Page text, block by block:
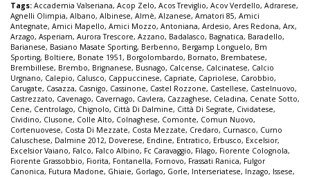
Tags: Accademia Valseriana, Acop Zelo, Acos Treviglio, Acov Verdello, Adrarese,
Agnelli Olimpia, Albano, Albinese, Almè, Alzanese, Amatori 85, Amici
Antegnate, Amici Mapello, Amici Mozzo, Antoniana, Ardesio, Ares Redona, Arx,
Arzago, Asperiam, Aurora Trescore, Azzano, Badalasco, Bagnatica, Baradello,
Barianese, Basiano Masate Sporting, Berbenno, Bergamp Longuelo, Bm
Sporting, Boltiere, Bonate 1951, Borgolombardo, Bornato, Brembatese,
Brembillese, Brembo, Brignanese, Busnago, Calcense, Calcinatese, Calcio
Urgnano, Calepio, Calusco, Cappuccinese, Capriate, Capriolese, Carobbio,
Carugate, Casazza, Casnigo, Cassinone, Castel Rozzone, Castellese, Castelnuovo,
Castrezzato, Cavenago, Cavernago, Cavlera, Cazzaghese, Celadina, Cenate Sotto,
Cene, Centrolago, Chignolo, Città Di Dalmine, Città Di Segrate, Cividatese,
Cividino, Clusone, Colle Alto, Colnaghese, Comonte, Comun Nuovo,
Cortenuovese, Costa Di Mezzate, Costa Mezzate, Credaro, Curnasco, Curno
Caluschese, Dalmine 2012, Doverese, Endine, Entratico, Erbusco, Excelsior,
Excelsior Vaiano, Falco, Falco Albino, Fc Caravaggio, Filago, Fiorente Colognola,
Fiorente Grassobbio, Fiorita, Fontanella, Fornovo, Frassati Ranica, Fulgor
Canonica, Futura Madone, Ghiaie, Gorlago, Gorle, Interseriatese, Inzago, Issese,